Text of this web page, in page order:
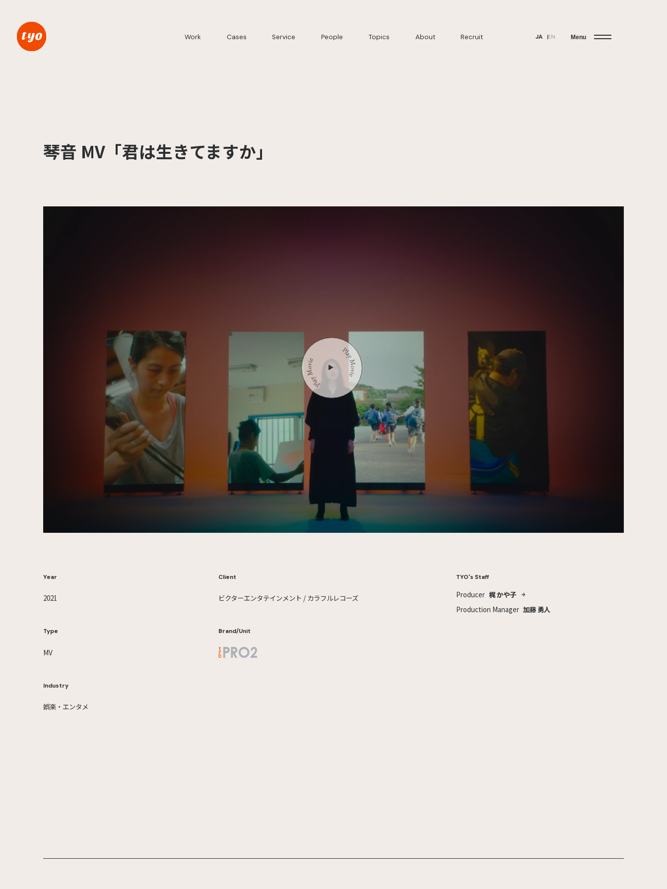
Work Cases Service People Topics About Recruit JA EN Menu
琴音 MV「君は生きてますか」
Year
2021
Type
MV
Industry
娯楽・エンタメ
Client
ビクターエンタテインメント / カラフルレコーズ
Brand/Unit
TYO's Staff
Producer 梶 かや子
Production Manager 加藤 勇人